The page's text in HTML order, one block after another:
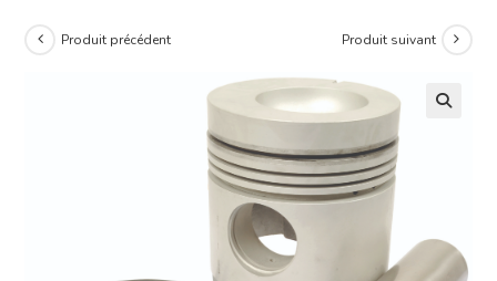
Produit précédent Produit suivant